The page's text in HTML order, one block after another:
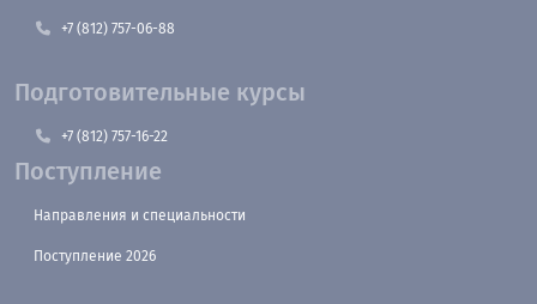
+7 (812) 757-06-88
Подготовительные курсы
+7 (812) 757-16-22
Поступление
Направления и специальности
Поступление 2026